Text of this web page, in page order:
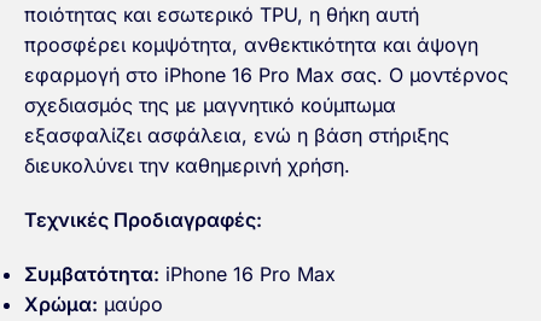
ποιότητας και εσωτερικό TPU, η θήκη αυτή
προσφέρει κομψότητα, ανθεκτικότητα και άψογη
εφαρμογή στο iPhone 16 Pro Max σας. Ο μοντέρνος
σχεδιασμός της με μαγνητικό κούμπωμα
εξασφαλίζει ασφάλεια, ενώ η βάση στήριξης
διευκολύνει την καθημερινή χρήση.
Τεχνικές Προδιαγραφές:
Συμβατότητα: iPhone 16 Pro Max
Χρώμα: μαύρο